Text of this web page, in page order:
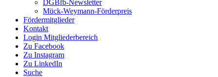
DGBfb-Newsletter
Mück-Weymann-Förderpreis
Fördermitglieder
Kontakt
Login Mitgliederbereich
Zu Facebook
Zu Instagram
Zu LinkedIn
Suche